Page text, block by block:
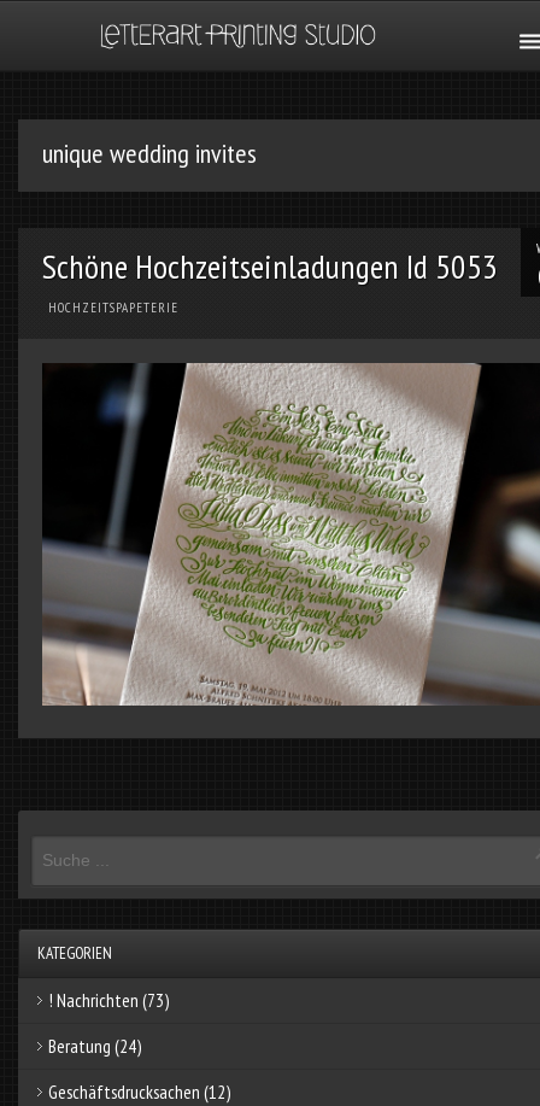
unique wedding invites
Schöne Hochzeitseinladungen Id 5053
HOCHZEITSPAPETERIE
KATEGORIEN
! Nachrichten (73)
Beratung (24)
Geschäftsdrucksachen (12)